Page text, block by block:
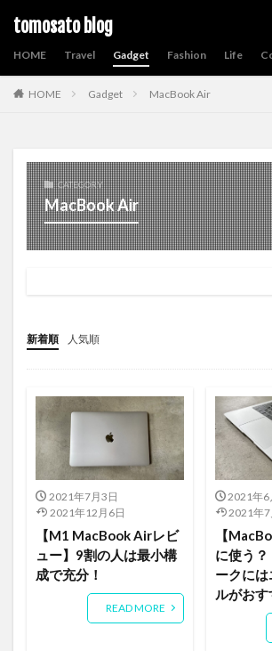
tomosato blog
HOME Travel Gadget Fashion Life
HOME Gadget MacBook Air
CATEGORY
MacBook Air
新着順 人気順
2021年7月3日
2021年12月6日
【M1 MacBook Airレビ
ュー】9割の人は最小構
成で充分！
READ MORE
2021年6
2021年7
【
に使う
ークに
ルがおす